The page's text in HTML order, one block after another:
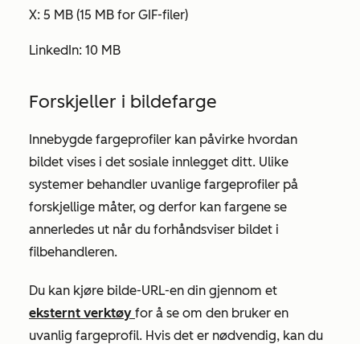
X: 5 MB (15 MB for GIF-filer)
LinkedIn: 10 MB
Forskjeller i bildefarge
Innebygde fargeprofiler kan påvirke hvordan
bildet vises i det sosiale innlegget ditt. Ulike
systemer behandler uvanlige fargeprofiler på
forskjellige måter, og derfor kan fargene se
annerledes ut når du forhåndsviser bildet i
filbehandleren.
Du kan kjøre bilde-URL-en din gjennom et
eksternt verktøy for å se om den bruker en
uvanlig fargeprofil. Hvis det er nødvendig, kan du